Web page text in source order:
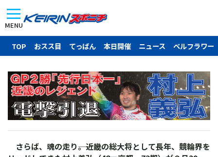
MENU
TOP おスス目 てっぱん 本日開催 ニュース ベルフラワー
さらば、魂の走り――。近畿の総大将として長年、競輪界を